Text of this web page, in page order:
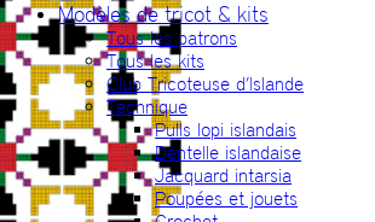
Modèles de tricot & kits
Tous les patrons
Tous les kits
Club Tricoteuse d’Islande
Technique
Pulls lopi islandais
Dentelle islandaise
Jacquard intarsia
Poupées et jouets